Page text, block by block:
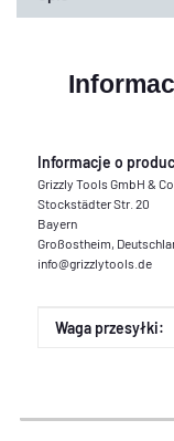
Informacje o
Grizzly Tools GmbH &
Stockstädter Str. 20
Bayern
Großostheim,
info@grizzlytools.de
Cecha produktu
Wartość
Waga przesyłki: